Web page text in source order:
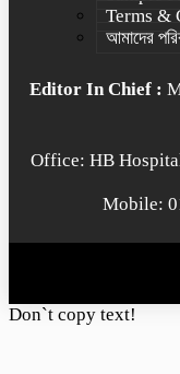
Terms &
আমাদের
Editor In Chief :
Office: HB
Mobile:
Don`t copy text!